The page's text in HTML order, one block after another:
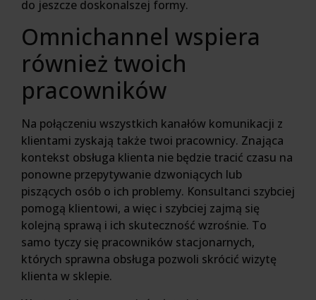
do jeszcze doskonalszej formy.
Omnichannel wspiera
również twoich
pracowników
Na połączeniu wszystkich kanałów komunikacji z
klientami zyskają także twoi pracownicy. Znająca
kontekst obsługa klienta nie będzie tracić czasu na
ponowne przepytywanie dzwoniących lub
piszących osób o ich problemy. Konsultanci szybciej
pomogą klientowi, a więc i szybciej zajmą się
kolejną sprawą i ich skuteczność wzrośnie. To
samo tyczy się pracowników stacjonarnych,
których sprawna obsługa pozwoli skrócić wizytę
klienta w sklepie.